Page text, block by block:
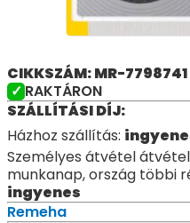
CIKKSZÁM: MR-7798741
RAKTÁRON
SZÁLLÍTÁSI DÍJ:
Házhoz szállítás:
Személyes átvétel
munkanap, ország többi
ingyenes
Remeha